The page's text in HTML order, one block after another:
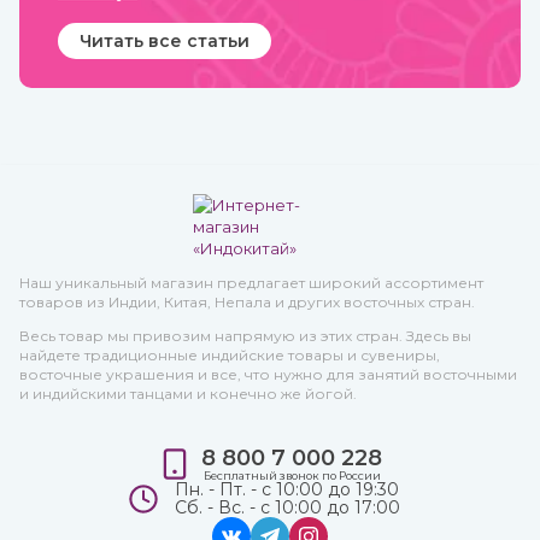
Читать все статьи
Наш уникальный магазин предлагает широкий ассортимент
товаров из Индии, Китая, Непала и других восточных стран.
Весь товар мы привозим напрямую из этих стран. Здесь вы
найдете традиционные индийские товары и сувениры,
восточные украшения и все, что нужно для занятий восточными
и индийскими танцами и конечно же йогой.
8 800 7 000 228
Бесплатный звонок по России
Пн. - Пт. - с 10:00 до 19:30
Сб. - Вс. - с 10:00 до 17:00